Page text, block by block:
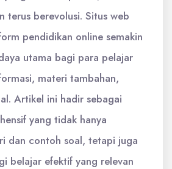
terus berevolusi. Situs web
pendidikan online semakin
utama bagi para pelajar
materi tambahan,
Artikel ini hadir sebagai
yang tidak hanya
dan contoh soal, tetapi juga
belajar efektif yang relevan